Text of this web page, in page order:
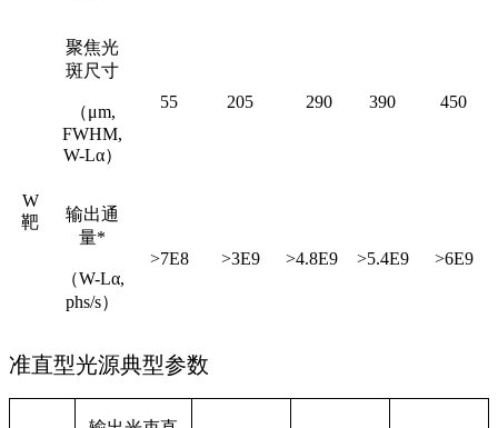
W
靶
聚焦光
斑尺寸
（μm,
FWHM,
W-Lα）
55 205 290 390 450
输出通
量*
（W-Lα,
phs/s）
>7E8 >3E9 >4.8E9 >5.4E9 >6E9
准直型光源典型参数